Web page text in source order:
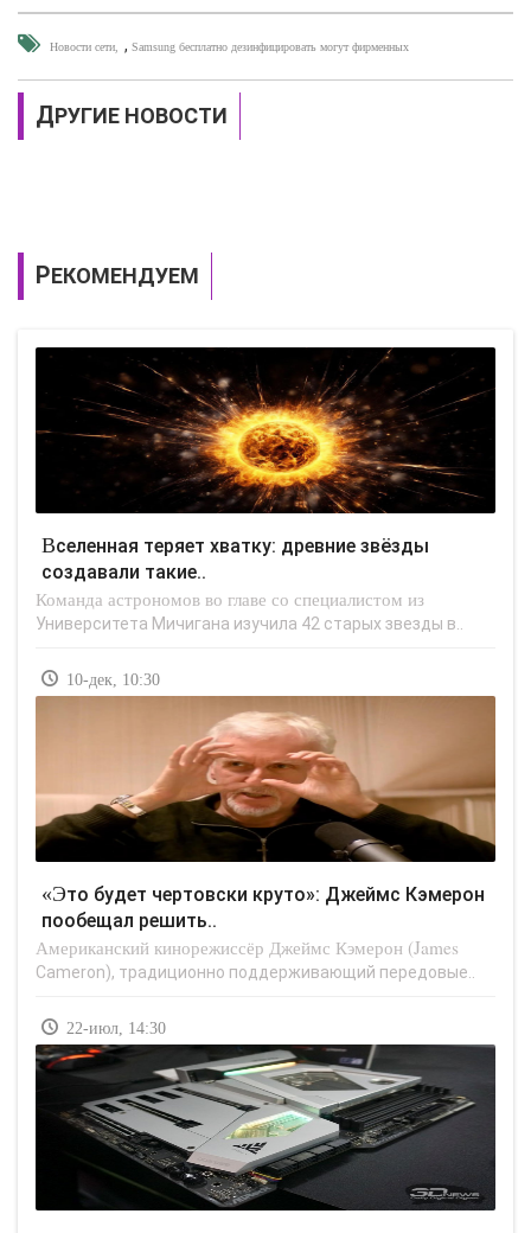
Новости сети , Samsung бесплатно дезинфицировать могут фирменных
ДРУГИЕ НОВОСТИ
РЕКОМЕНДУЕМ
Вселенная теряет хватку: древние звёзды
создавали такие..
Команда астрономов во главе со специалистом из
Университета Мичигана изучила 42 старых звезды в..
10-дек, 10:30
«Это будет чертовски круто»: Джеймс Кэмерон
пообещал решить..
Американский кинорежиссёр Джеймс Кэмерон (James
Cameron), традиционно поддерживающий передовые..
22-июл, 14:30